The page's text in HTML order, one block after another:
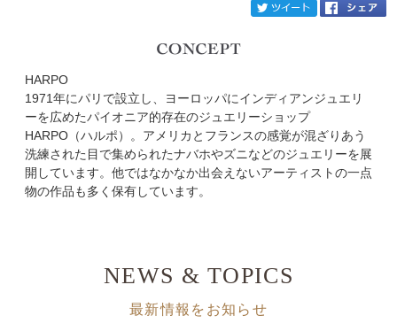
ブランド
カテゴリ
サイズ
掲載雑誌
円～ 円
HARPO
1971年にパリで設立し、ヨーロッパにインディアンジュエリ
ーを広めたパイオニア的存在のジュエリーショップ
HARPO（ハルポ）。アメリカとフランスの感覚が混ざりあう
洗練された目で集められたナバホやズニなどのジュエリーを展
開しています。他ではなかなか出会えないアーティストの一点
物の作品も多く保有しています。
NEWS & TOPICS
最新情報をお知らせ